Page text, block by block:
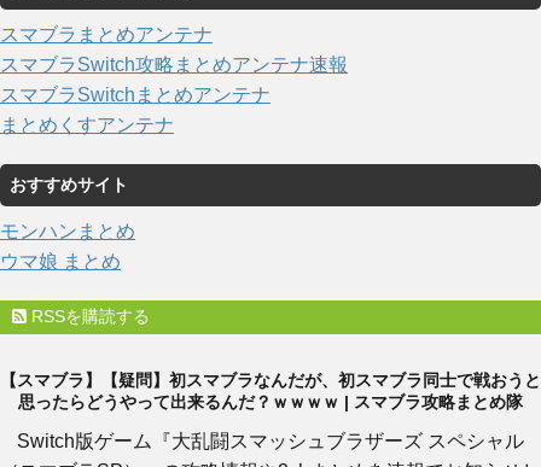
スマブラまとめアンテナ
スマブラSwitch攻略まとめアンテナ速報
スマブラSwitchまとめアンテナ
まとめくすアンテナ
おすすめサイト
モンハンまとめ
ウマ娘 まとめ
RSSを購読する
【スマブラ】【疑問】初スマブラなんだが、初スマブラ同士で戦おうと
思ったらどうやって出来るんだ？ｗｗｗｗ | スマブラ攻略まとめ隊
Switch版ゲーム『大乱闘スマッシュブラザーズ スペシャル